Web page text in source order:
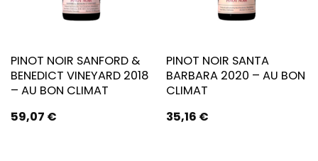
PINOT NOIR SANFORD &
BENEDICT VINEYARD 2018
– AU BON CLIMAT
59,07 €
PINOT NOIR SANTA
BARBARA 2020 – AU BON
CLIMAT
35,16 €